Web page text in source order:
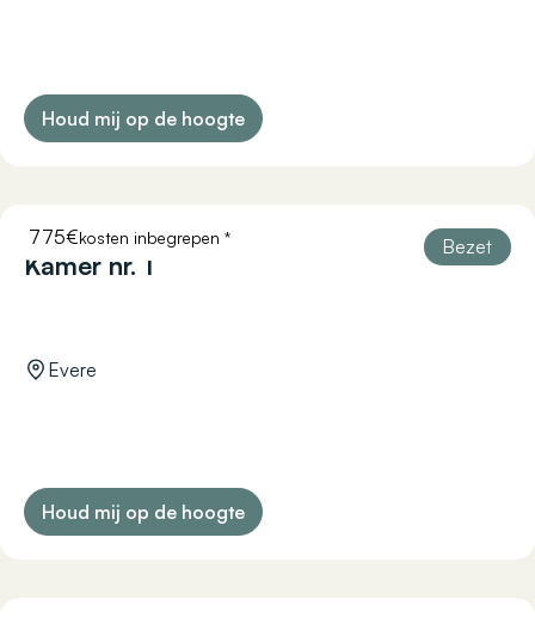
Houd mij op de hoogte
775€kosten inbegrepen *
RÉSISTANCE 45
Kamer nr. 1
Bezet
Evere
Houd mij op de hoogte